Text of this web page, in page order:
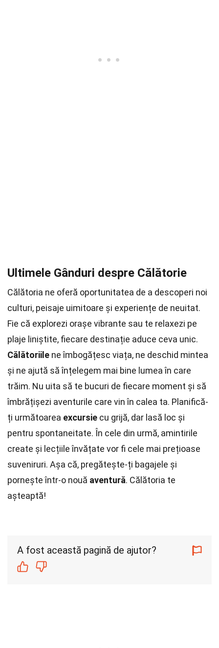
Ultimele Gânduri despre Călătorie
Călătoria ne oferă oportunitatea de a descoperi noi
culturi, peisaje uimitoare și experiențe de neuitat.
Fie că explorezi orașe vibrante sau te relaxezi pe
plaje liniștite, fiecare destinație aduce ceva unic.
Călătoriile ne îmbogățesc viața, ne deschid mintea
și ne ajută să înțelegem mai bine lumea în care
trăim. Nu uita să te bucuri de fiecare moment și să
îmbrățișezi aventurile care vin în calea ta. Planifică-
ți următoarea excursie cu grijă, dar lasă loc și
pentru spontaneitate. În cele din urmă, amintirile
create și lecțiile învățate vor fi cele mai prețioase
suveniruri. Așa că, pregătește-ți bagajele și
pornește într-o nouă aventură. Călătoria te
așteaptă!
A fost această pagină de ajutor?